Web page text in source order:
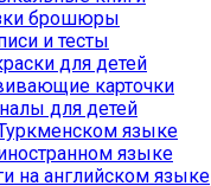
брошюры
и тесты
для детей
карточки
для детей
языке
языке
на английском языке